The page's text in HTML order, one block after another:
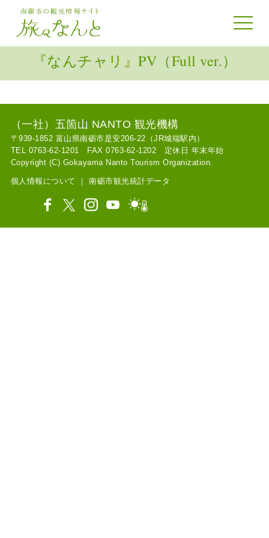
toggle
『なんチャリ』PV（Full ver.）
（一社）五箇山 NANTO 観光機構
〒939-1852 富山県南砺市是安206-22（JR城端駅内）
TEL 0763-62-1201 FAX 0763-62-1202 定休日 年末年始
Copyright (C) Gokayama Nanto Tourism Organization.
個人情報について ｜南砺市観光統計データ